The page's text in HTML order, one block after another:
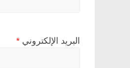
البريد الإلكتروني *